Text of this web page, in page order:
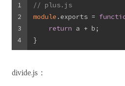
1
2
3
4
// plus.js
module .exports =
return a + b;
}
divide.js：